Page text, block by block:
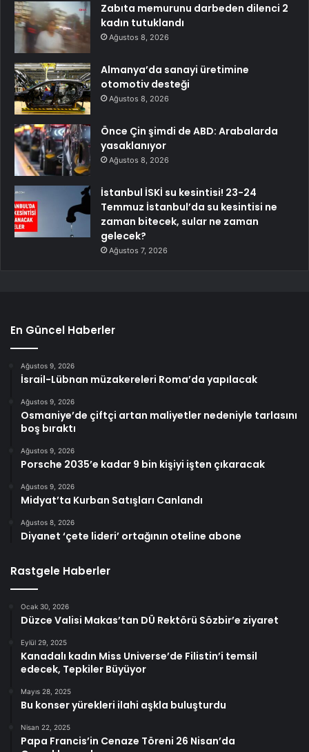
Zabıta memurunu darbeden dilenci 2
kadın tutuklandı
Ağustos 8, 2026
Almanya’da sanayi üretimine
otomotiv desteği
Ağustos 8, 2026
Önce Çin şimdi de ABD: Arabalarda
yasaklanıyor
Ağustos 8, 2026
İstanbul İSKİ su kesintisi! 23-24
Temmuz İstanbul’da su kesintisi ne
zaman bitecek, sular ne zaman
gelecek?
Ağustos 7, 2026
En Güncel Haberler
Ağustos 9, 2026
İsrail-Lübnan müzakereleri Roma’da yapılacak
Ağustos 9, 2026
Osmaniye’de çiftçi artan maliyetler nedeniyle tarlasını
boş bıraktı
Ağustos 9, 2026
Porsche 2035’e kadar 9 bin kişiyi işten çıkaracak
Ağustos 9, 2026
Midyat’ta Kurban Satışları Canlandı
Ağustos 8, 2026
Diyanet ‘çete lideri’ ortağının oteline abone
Rastgele Haberler
Ocak 30, 2026
Düzce Valisi Makas’tan DÜ Rektörü Sözbir’e ziyaret
Eylül 29, 2025
Kanadalı kadın Miss Universe’de Filistin’i temsil
edecek, Tepkiler Büyüyor
Mayıs 28, 2025
Bu konser yürekleri ilahi aşkla buluşturdu
Nisan 22, 2025
Papa Francis’in Cenaze Töreni 26 Nisan’da